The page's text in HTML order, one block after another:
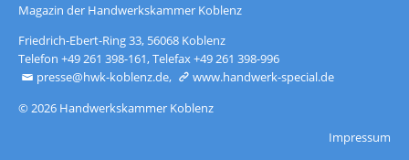
Magazin der Handwerkskammer Koblenz
Friedrich-Ebert-Ring 33, 56068 Koblenz
Telefon +49 261 398-161, Telefax +49 261 398-996
presse@hwk-koblenz.de,
www.handwerk-special.de
© 2026 Handwerkskammer Koblenz
Impressum